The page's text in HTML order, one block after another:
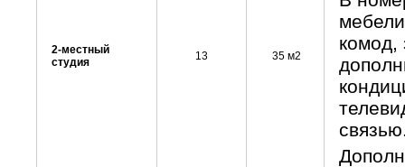
2-местный
студия
13 35 м2
комод,